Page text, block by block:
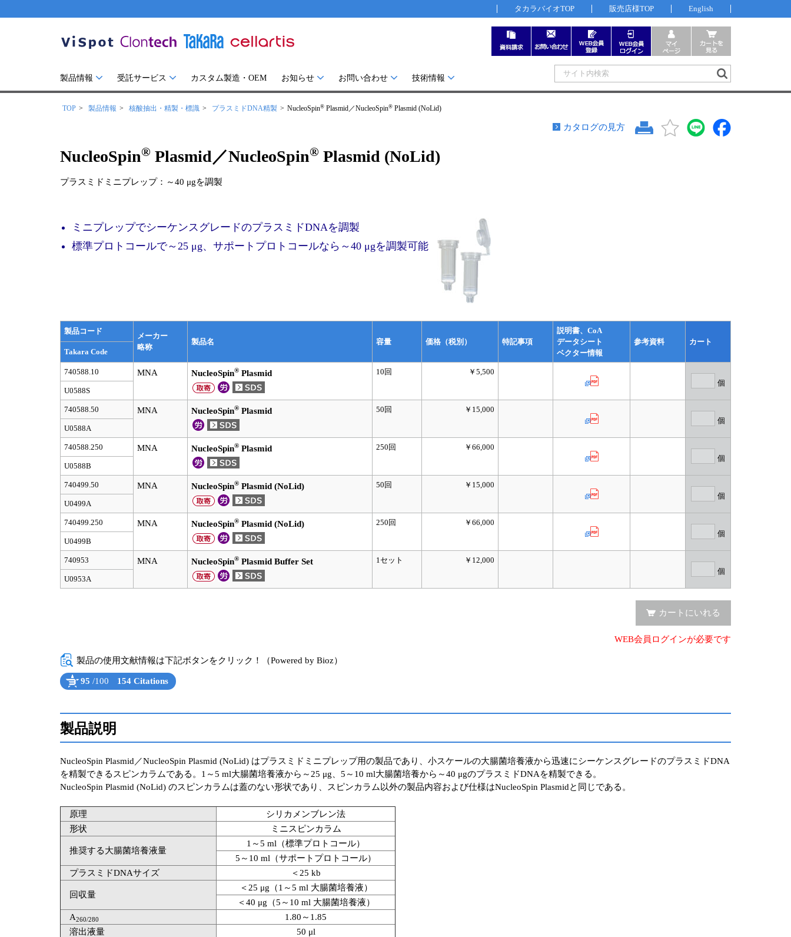
タカラバイオTOP 販売店様TOP English
製品情報 受託サービス カスタム製造・OEM お知らせ お問い合わせ 技術情報
TOP 製品情報 核酸抽出・精製・標識 プラスミドDNA精製 NucleoSpin® Plasmid／NucleoSpin® Plasmid (NoLid)
カタログの見方
NucleoSpin® Plasmid／NucleoSpin® Plasmid (NoLid)
プラスミドミニプレップ：～40 μgを調製
ミニプレップでシーケンスグレードのプラスミドDNAを調製
標準プロトコールで～25 μg、サポートプロトコールなら～40 μgを調製可能
製品コード
メーカー
略称
製品名 容量 価格（税別） 特記事項
説明書、CoA
データシート
ベクター情報
参考資料
カート
Takara Code
740588.10 MNA NucleoSpin® Plasmid 10回
￥5,500
個
U0588S
740588.50 MNA NucleoSpin® Plasmid 50回
￥15,000
個
U0588A
740588.250 MNA NucleoSpin® Plasmid 250回
￥66,000
個
U0588B
740499.50 MNA NucleoSpin® Plasmid (NoLid) 50回
￥15,000
個
U0499A
740499.250 MNA NucleoSpin® Plasmid (NoLid) 250回
￥66,000
個
U0499B
740953 MNA NucleoSpin® Plasmid Buffer Set 1セット
￥12,000
個
U0953A
カートにいれる
WEB会員ログインが必要です
製品の使用文献情報は下記ボタンをクリック！（Powered by Bioz）
95 /100 154 Citations
製品説明
NucleoSpin Plasmid／NucleoSpin Plasmid (NoLid) はプラスミドミニプレップ用の製品であり、小スケールの大腸菌培養液から迅速にシーケンスグレードのプラスミドDNA
を精製できるスピンカラムである。1～5 ml大腸菌培養液から～25 μg、5～10 ml大腸菌培養から～40 μgのプラスミドDNAを精製できる。
NucleoSpin Plasmid (NoLid) のスピンカラムは蓋のない形状であり、スピンカラム以外の製品内容および仕様はNucleoSpin Plasmidと同じである。
原理
シリカメンブレン法
形状
ミニスピンカラム
推奨する大腸菌培養液量
1～5 ml（標準プロトコール）
5～10 ml（サポートプロトコール）
プラスミドDNAサイズ
＜25 kb
回収量
＜25 μg（1～5 ml 大腸菌培養液）
＜40 μg（5～10 ml 大腸菌培養液）
A260/280
1.80～1.85
溶出液量
50 μl